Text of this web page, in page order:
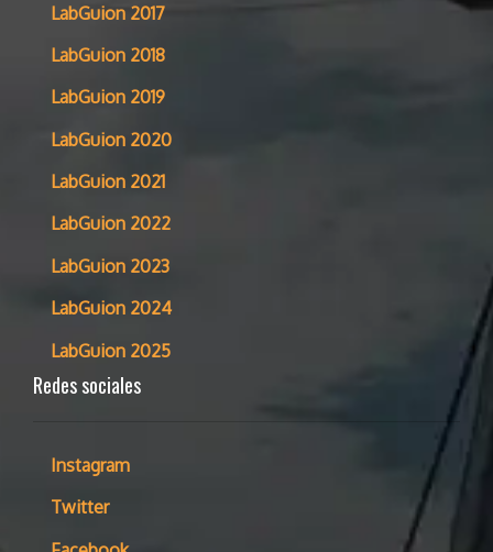
LabGuion 2017
LabGuion 2018
LabGuion 2019
LabGuion 2020
LabGuion 2021
LabGuion 2022
LabGuion 2023
LabGuion 2024
LabGuion 2025
Redes sociales
Instagram
Twitter